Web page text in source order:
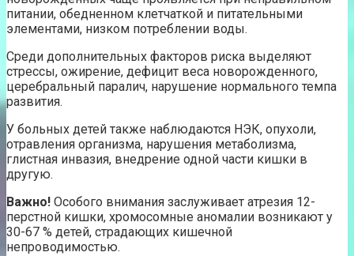
питании, обедненном клетчаткой и питательными
элементами, низком потреблении воды.
Среди дополнительных факторов риска выделяют
стрессы, ожирение, дефицит веса новорожденного,
церебральный паралич, нарушение нормального темпа
развития.
У больных детей также наблюдаются НЭК, опухоли,
отравления организма, нарушения метаболизма,
глистная инвазия, внедрение одной части кишки в
другую.
Важно! Особого внимания заслуживает атрезия 12-
перстной кишки, хромосомные аномалии возникают у
30-67 % детей, страдающих кишечной
непроводимостью.